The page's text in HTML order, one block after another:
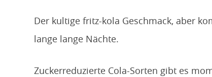
Der kultige fritz-kola Geschmack, aber
lange lange Nächte.
Zuckerreduzierte Cola-Sorten gibt es